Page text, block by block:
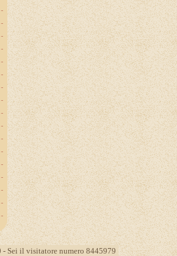
Sei il visitatore numero 8445979